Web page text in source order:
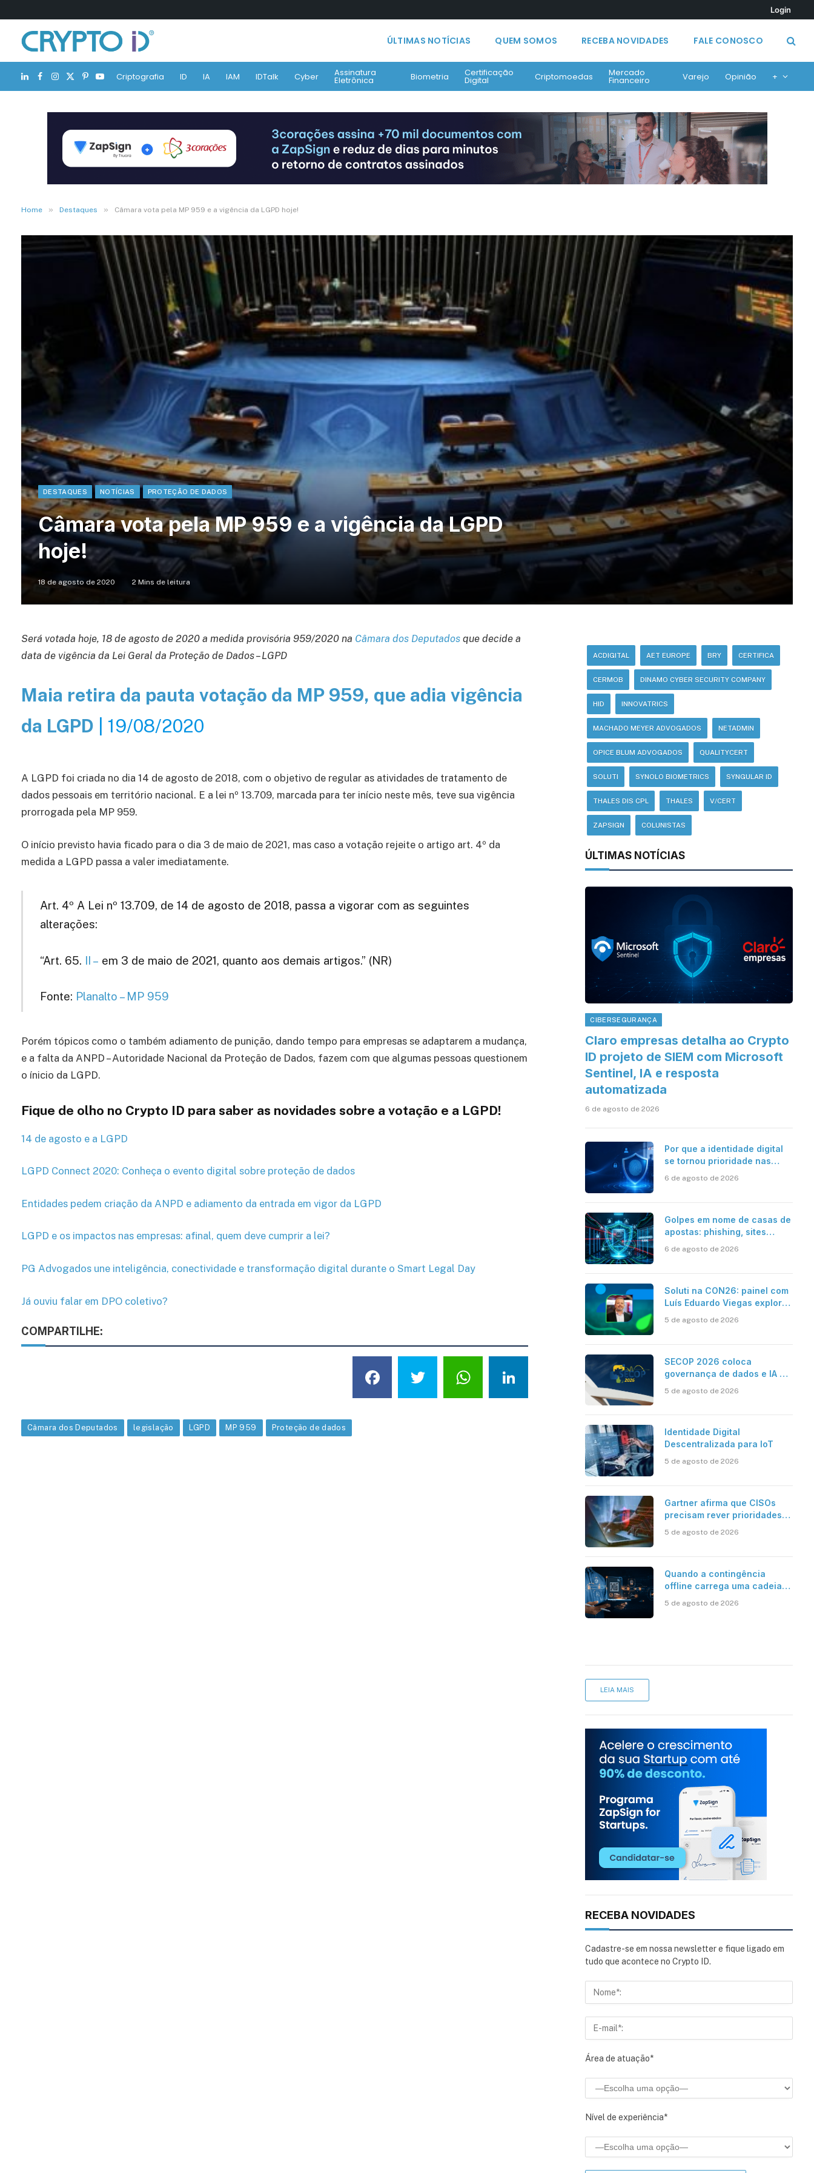
Login
ÚLTIMAS NOTÍCIAS QUEM SOMOS RECEBA NOVIDADES FALE CONOSCO
LinkedIn
Facebook
Instagram
X
(Twitter)
Pinterest
YouTubeCriptografia ID IA IAM IDTalk Cyber Assinatura
Eletrônica Biometria Certificação
Digital Criptomoedas Mercado
Financeiro Varejo Opinião +
Home » Destaques » Câmara vota pela MP 959 e a vigência da LGPD hoje!
DESTAQUES NOTÍCIAS PROTEÇÃO DE DADOS
Câmara vota pela MP 959 e a vigência da LGPD
hoje!
18 de agosto de 2020 2 Mins de leitura
Será votada hoje, 18 de agosto de 2020 a medida provisória 959/2020 na Câmara dos Deputados que decide a
data de vigência da Lei Geral da Proteção de Dados – LGPD
Maia retira da pauta votação da MP 959, que adia vigência
da LGPD | 19/08/2020
A LGPD foi criada no dia 14 de agosto de 2018, com o objetivo de regular as atividades de tratamento de
dados pessoais em território nacional. E a lei nº 13.709, marcada para ter início neste mês, teve sua vigência
prorrogada pela MP 959.
O início previsto havia ficado para o dia 3 de maio de 2021, mas caso a votação rejeite o artigo art. 4º da
medida a LGPD passa a valer imediatamente.
Art. 4º A Lei nº 13.709, de 14 de agosto de 2018, passa a vigorar com as seguintes
alterações:
“Art. 65. II – em 3 de maio de 2021, quanto aos demais artigos.” (NR)
Fonte: Planalto – MP 959
Porém tópicos como o também adiamento de punição, dando tempo para empresas se adaptarem a mudança,
e a falta da ANPD – Autoridade Nacional da Proteção de Dados, fazem com que algumas pessoas questionem
o ínicio da LGPD.
Fique de olho no Crypto ID para saber as novidades sobre a votação e a LGPD!
14 de agosto e a LGPD
LGPD Connect 2020: Conheça o evento digital sobre proteção de dados
Entidades pedem criação da ANPD e adiamento da entrada em vigor da LGPD
LGPD e os impactos nas empresas: afinal, quem deve cumprir a lei?
PG Advogados une inteligência, conectividade e transformação digital durante o Smart Legal Day
Já ouviu falar em DPO coletivo?
COMPARTILHE:
Facebook
TwitterWhatsApp
LinkedIn
Câmara dos Deputados legislação LGPD MP 959 Proteção de dados
ACDIGITAL AET EUROPE BRY CERTIFICA
CERMOB DINAMO CYBER SECURITY COMPANY
HID INNOVATRICS
MACHADO MEYER ADVOGADOS NETADMIN
OPICE BLUM ADVOGADOS QUALITYCERT
SOLUTI SYNOLO BIOMETRICS SYNGULAR ID
THALES DIS CPL THALES V/CERT
ZAPSIGN COLUNISTAS
ÚLTIMAS NOTÍCIAS
CIBERSEGURANÇA
Claro empresas detalha ao Crypto
ID projeto de SIEM com Microsoft
Sentinel, IA e resposta
automatizada
6 de agosto de 2026
Por que a identidade digital
se tornou prioridade nas
6 de agosto de 2026
Golpes em nome de casas de
apostas: phishing, sites
6 de agosto de 2026
Soluti na CON26: painel com
Luís Eduardo Viegas explora
eficiência da Contabilidade
5 de agosto de 2026
SECOP 2026 coloca
governança de dados e IA no
5 de agosto de 2026
Identidade Digital
Descentralizada para IoT
5 de agosto de 2026
Gartner afirma que CISOs
precisam rever prioridades
para enfrentar os desafios
5 de agosto de 2026
Quando a contingência
offline carrega uma cadeia
5 de agosto de 2026
LEIA MAIS
RECEBA NOVIDADES
Cadastre-se em nossa newsletter e fique ligado em
tudo que acontece no Crypto ID.
Área de atuação*
Nível de experiência*